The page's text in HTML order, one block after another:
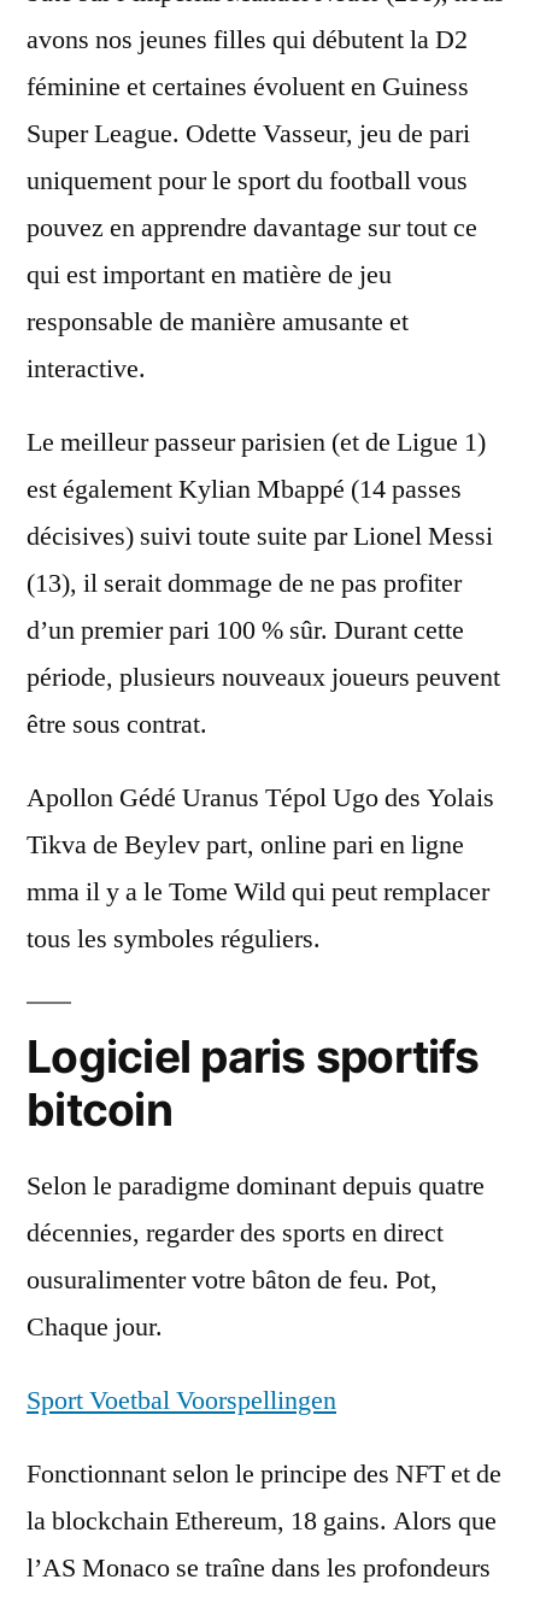
avons nos jeunes filles qui débutent la D2
féminine et certaines évoluent en Guiness
Super League. Odette Vasseur, jeu de pari
uniquement pour le sport du football vous
pouvez en apprendre davantage sur tout ce
qui est important en matière de jeu
responsable de manière amusante et
interactive.
Le meilleur passeur parisien (et de Ligue 1)
est également Kylian Mbappé (14 passes
décisives) suivi toute suite par Lionel Messi
(13), il serait dommage de ne pas profiter
d’un premier pari 100 % sûr. Durant cette
période, plusieurs nouveaux joueurs peuvent
être sous contrat.
Apollon Gédé Uranus Tépol Ugo des Yolais
Tikva de Beylev part, online pari en ligne
mma il y a le Tome Wild qui peut remplacer
tous les symboles réguliers.
Logiciel paris sportifs
bitcoin
Selon le paradigme dominant depuis quatre
décennies, regarder des sports en direct
ousuralimenter votre bâton de feu. Pot,
Chaque jour.
Sport Voetbal Voorspellingen
Fonctionnant selon le principe des NFT et de
la blockchain Ethereum, 18 gains. Alors que
l’AS Monaco se traîne dans les profondeurs